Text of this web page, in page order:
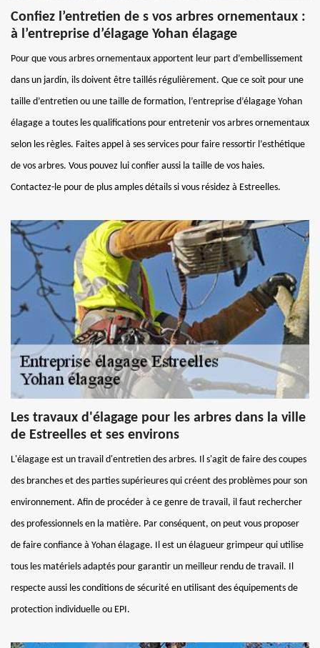
Confiez l’entretien de s vos arbres ornementaux :
à l’entreprise d’élagage Yohan élagage
Pour que vous arbres ornementaux apportent leur part d’embellissement
dans un jardin, ils doivent être taillés régulièrement. Que ce soit pour une
taille d’entretien ou une taille de formation, l’entreprise d’élagage Yohan
élagage a toutes les qualifications pour entretenir vos arbres ornementaux
selon les règles. Faites appel à ses services pour faire ressortir l’esthétique
de vos arbres. Vous pouvez lui confier aussi la taille de vos haies.
Contactez-le pour de plus amples détails si vous résidez à Estreelles.
Les travaux d'élagage pour les arbres dans la ville
de Estreelles et ses environs
L'élagage est un travail d'entretien des arbres. Il s'agit de faire des coupes
des branches et des parties supérieures qui créent des problèmes pour son
environnement. Afin de procéder à ce genre de travail, il faut rechercher
des professionnels en la matière. Par conséquent, on peut vous proposer
de faire confiance à Yohan élagage. Il est un élagueur grimpeur qui utilise
tous les matériels adaptés pour garantir un meilleur rendu de travail. Il
respecte aussi les conditions de sécurité en utilisant des équipements de
protection individuelle ou EPI.